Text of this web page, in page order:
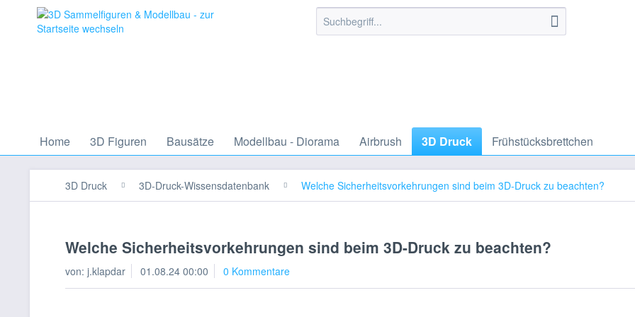
Home 3D Figuren Bausätze Modellbau - Diorama Airbrush 3D Druck Frühstücksbrettchen
3D Druck 3D-Druck-Wissensdatenbank Welche Sicherheitsvorkehrungen sind beim 3D-Druck zu beachten?
Welche Sicherheitsvorkehrungen sind beim 3D-Druck zu beachten?
von: j.klapdar 01.08.24 00:00 0 Kommentare